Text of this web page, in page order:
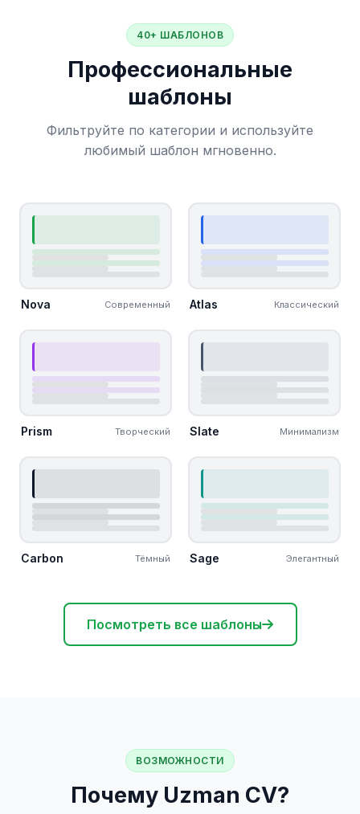
40+ ШАБЛОНОВ
Профессиональные
шаблоны
Фильтруйте по категории и используйте
любимый шаблон мгновенно.
Nova Современный Atlas Классический
Prism Творческий Slate Минимализм
Carbon Тёмный Sage Элегантный
Посмотреть все шаблоны
ВОЗМОЖНОСТИ
Почему Uzman CV?